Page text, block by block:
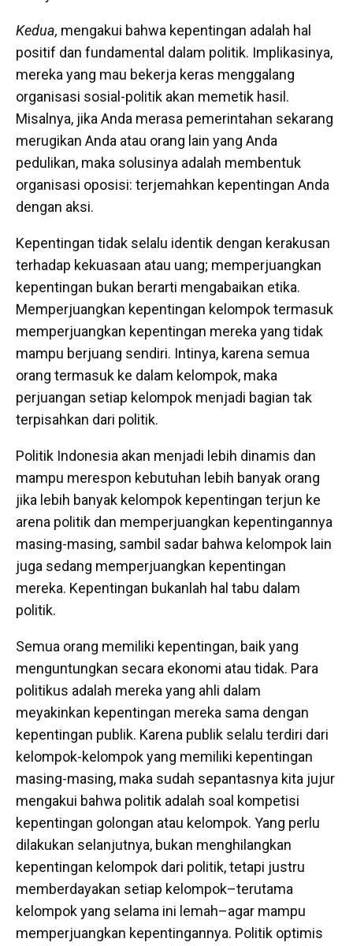
Kedua, mengakui bahwa kepentingan adalah hal
positif dan fundamental dalam politik. Implikasinya,
mereka yang mau bekerja keras menggalang
organisasi sosial-politik akan memetik hasil.
Misalnya, jika Anda merasa pemerintahan sekarang
merugikan Anda atau orang lain yang Anda
pedulikan, maka solusinya adalah membentuk
organisasi oposisi: terjemahkan kepentingan Anda
dengan aksi.
Kepentingan tidak selalu identik dengan kerakusan
terhadap kekuasaan atau uang; memperjuangkan
kepentingan bukan berarti mengabaikan etika.
Memperjuangkan kepentingan kelompok termasuk
memperjuangkan kepentingan mereka yang tidak
mampu berjuang sendiri. Intinya, karena semua
orang termasuk ke dalam kelompok, maka
perjuangan setiap kelompok menjadi bagian tak
terpisahkan dari politik.
Politik Indonesia akan menjadi lebih dinamis dan
mampu merespon kebutuhan lebih banyak orang
jika lebih banyak kelompok kepentingan terjun ke
arena politik dan memperjuangkan kepentingannya
masing-masing, sambil sadar bahwa kelompok lain
juga sedang memperjuangkan kepentingan
mereka. Kepentingan bukanlah hal tabu dalam
politik.
Semua orang memiliki kepentingan, baik yang
menguntungkan secara ekonomi atau tidak. Para
politikus adalah mereka yang ahli dalam
meyakinkan kepentingan mereka sama dengan
kepentingan publik. Karena publik selalu terdiri dari
kelompok-kelompok yang memiliki kepentingan
masing-masing, maka sudah sepantasnya kita jujur
mengakui bahwa politik adalah soal kompetisi
kepentingan golongan atau kelompok. Yang perlu
dilakukan selanjutnya, bukan menghilangkan
kepentingan kelompok dari politik, tetapi justru
memberdayakan setiap kelompok–terutama
kelompok yang selama ini lemah–agar mampu
memperjuangkan kepentingannya. Politik optimis